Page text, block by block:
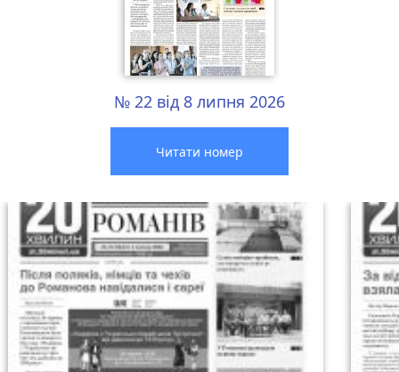
№ 22 від 8 липня 2026
Читати номер